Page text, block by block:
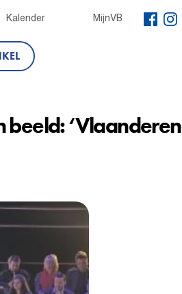
Kalender MijnVB
beeld: ‘Vlaanderen